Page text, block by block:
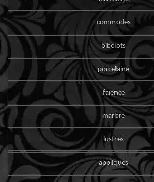
commodes
bibelots
porcelaine
faïence
marbre
lustres
appliques